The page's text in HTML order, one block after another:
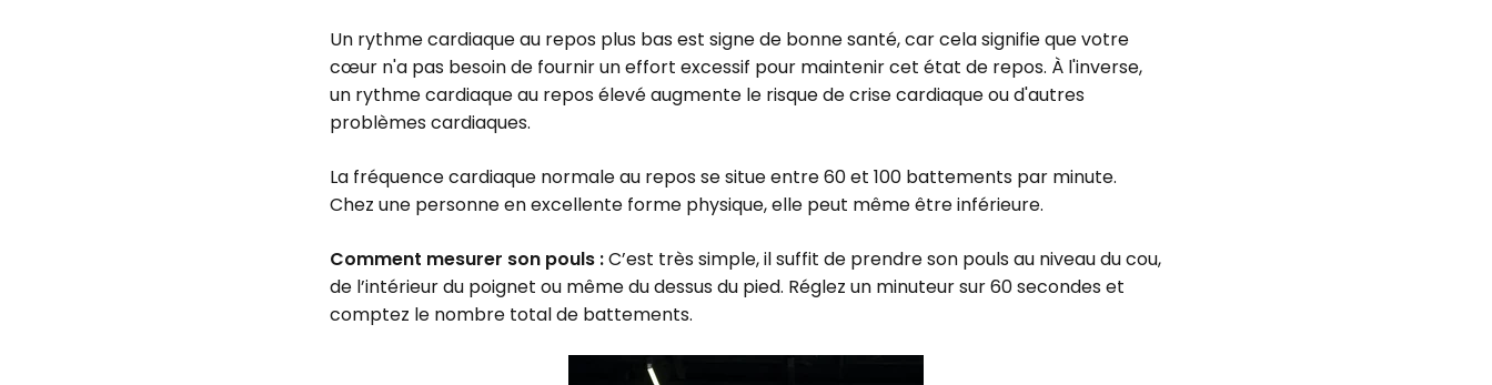
Un rythme cardiaque au repos plus bas est signe de bonne santé, car cela signifie que votre
cœur n'a pas besoin de fournir un effort excessif pour maintenir cet état de repos. À l'inverse,
un rythme cardiaque au repos élevé augmente le risque de crise cardiaque ou d'autres
problèmes cardiaques.
La fréquence cardiaque normale au repos se situe entre 60 et 100 battements par minute.
Chez une personne en excellente forme physique, elle peut même être inférieure.
Comment mesurer son pouls :C’est très simple, il suffit de prendre son pouls au niveau du cou,
de l’intérieur du poignet ou même du dessus du pied. Réglez un minuteur sur 60 secondes et
comptez le nombre total de battements.